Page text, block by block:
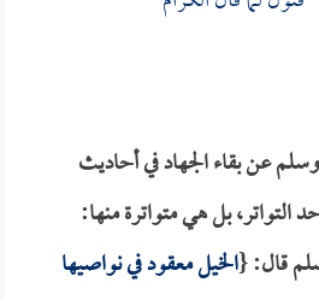
عن بقاء الجهاد في أحاديث
بل هي متواترة منها:
قال: {الخيل معقود في نواصيها